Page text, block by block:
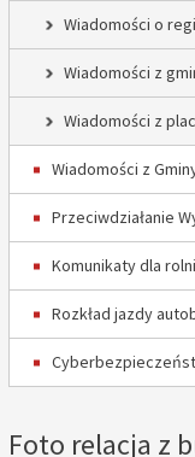
Wiadomości o
Wiadomości z
Wiadomości z
Wiadomości z
Przeciwdziałanie
Komunikaty dla
Rozkład jazdy
Foto relacja z